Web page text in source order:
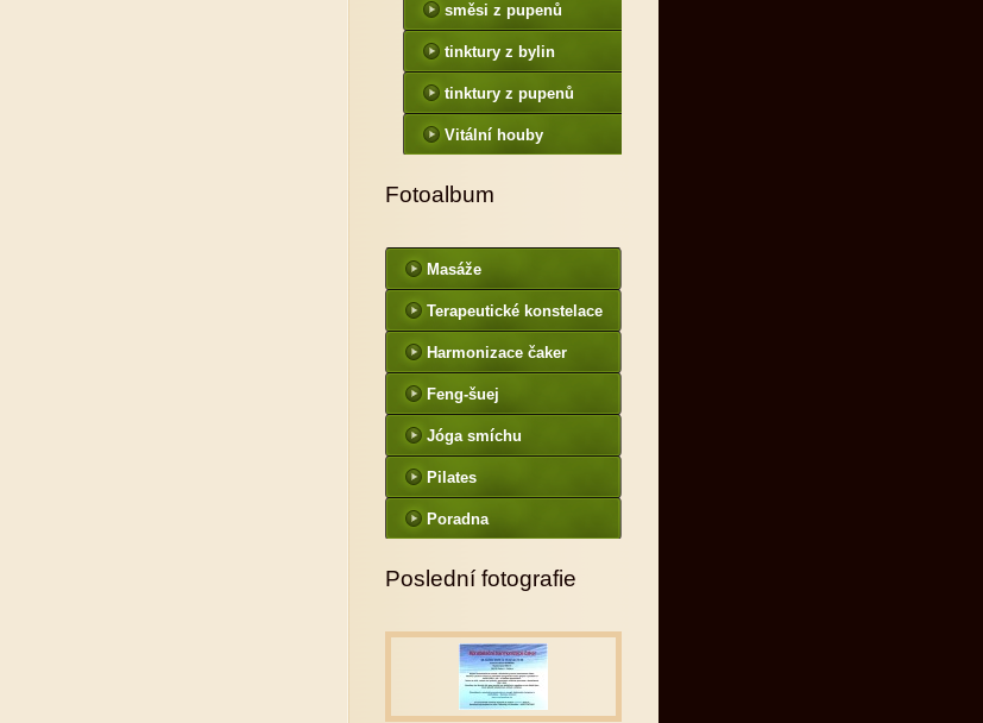
směsi z pupenů
tinktury z bylin
tinktury z pupenů
Vitální houby
Fotoalbum
Masáže
Terapeutické konstelace
Harmonizace čaker
Feng-šuej
Jóga smíchu
Pilates
Poradna
Poslední fotografie